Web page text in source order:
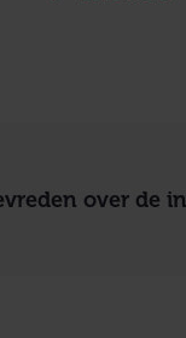
over de